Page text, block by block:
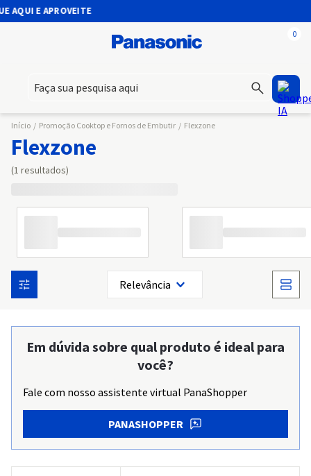
E APROVEITE
0
Início / Promoção Cooktop e Fornos de Embutir / Flexzone
Flexzone
1
Relevância
Em dúvida sobre qual produto é ideal para
você?
Fale com nosso assistente virtual PanaShopper
PANASHOPPER